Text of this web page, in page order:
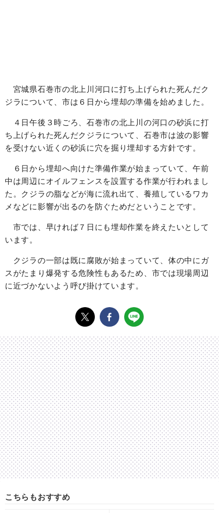
宮城県石巻市の北上川河口に打ち上げられた死んだク
ジラについて、市は６日から埋却の準備を始めました。
４日午後３時ごろ、石巻市の北上川の河口の砂浜に打
ち上げられた死んだクジラについて、石巻市は波の影響
を受けない近くの砂浜に穴を掘り埋却する方針です。
６日から埋却へ向けた準備作業が始まっていて、午前
中は周辺にオイルフェンスを設置する作業が行われまし
た。クジラの脂などが海に流れ出て、養殖しているワカ
メなどに影響が出るのを防ぐためだということです。
市では、早ければ７日にも埋却作業を終えたいとして
います。
クジラの一部は既に腐敗が始まっていて、体の中にガ
スがたまり爆発する危険性もあるため、市では現場周辺
に近づかないよう呼び掛けています。
こちらもおすすめ